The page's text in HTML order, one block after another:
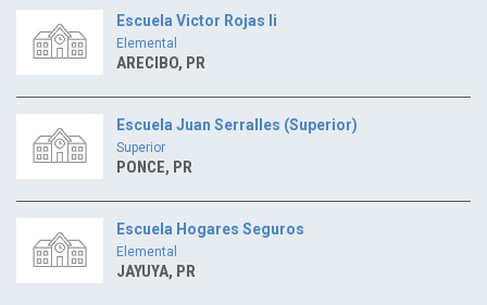
Escuela Victor Rojas Ii
Elemental
ARECIBO, PR
Escuela Juan Serralles (Superior)
Superior
PONCE, PR
Escuela Hogares Seguros
Elemental
JAYUYA, PR